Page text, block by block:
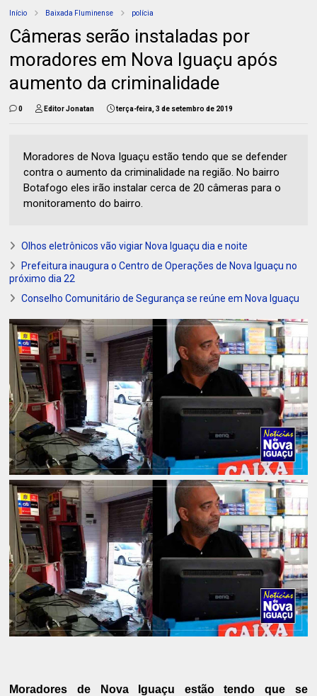
Início Baixada Fluminense polícia
Câmeras serão instaladas por
moradores em Nova Iguaçu após
aumento da criminalidade
0 Editor Jonatan terça-feira, 3 de setembro de 2019
Moradores de Nova Iguaçu estão tendo que se defender
contra o aumento da criminalidade na região. No bairro
Botafogo eles irão instalar cerca de 20 câmeras para o
monitoramento do bairro.
Olhos eletrônicos vão vigiar Nova Iguaçu dia e noite
Prefeitura inaugura o Centro de Operações de Nova Iguaçu no
próximo dia 22
Conselho Comunitário de Segurança se reúne em Nova Iguaçu
Moradores de Nova Iguaçu estão tendo que se